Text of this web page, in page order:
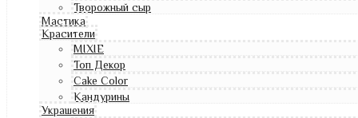
Творожный сыр
Мастика
Красители
MIXIE
Топ Декор
Cake Color
Кандурины
Украшения